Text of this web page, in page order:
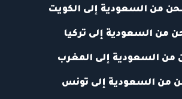
من السعودية إلى الكويت
من السعودية إلى تركيا
من السعودية إلى المغرب
من السعودية إلى تونس